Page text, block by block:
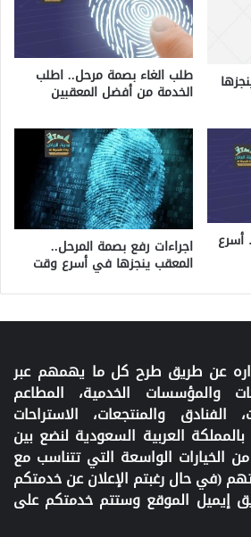
طلب الغاء بصمة مرحل.. اطلب
الخدمة من أفضل المعقبين
أسرع اجراءات رفع بصمة المرحل..
المعقب ينجزها في أسرع وقت
عن طريق طرح كل ما يهمهم عبر
والمؤسسات الخدمية، المطاعم
الفنادق والمنتجعات، الاستراحات
العربية السعودية لنضع بين
الخيارات الواسعة التي تتناسب مع
(في حال رغبتم الإعلان عن خدمتكم
إيميل الموقع وستتم خدمتكم على